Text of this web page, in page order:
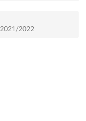
2021/2022